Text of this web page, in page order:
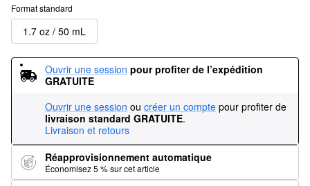
Format standard
1.7 oz / 50 mL
Ouvrir une session pour profiter de l’expédition
GRATUITE
Ouvrir une session ou créer un compte pour profiter de
livraison standard GRATUITE.
Livraison et retours
Réapprovisionnement automatique
Économisez 5 % sur cet article